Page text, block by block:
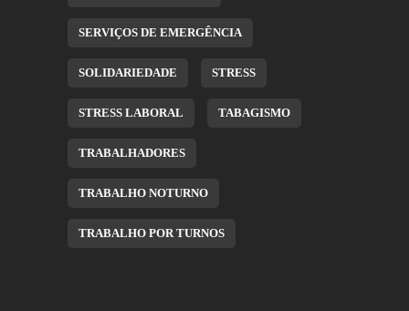
SERVIÇOS DE EMERGÊNCIA
SOLIDARIEDADE STRESS
STRESS LABORAL TABAGISMO
TRABALHADORES
TRABALHO NOTURNO
TRABALHO POR TURNOS